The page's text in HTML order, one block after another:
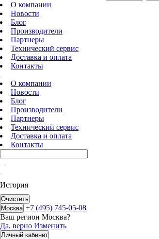
О компании
Новости
Блог
Производители
Партнеры
Технический сервис
Доставка и оплата
Контакты
О компании
Новости
Блог
Производители
Партнеры
Технический сервис
Доставка и оплата
Контакты
История
Очистить
Москва +7 (495) 745-05-08
Ваш регион Москва?
Да, верно Изменить
Личный кабинет